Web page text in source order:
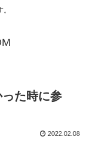
た時に参
2022.02.08